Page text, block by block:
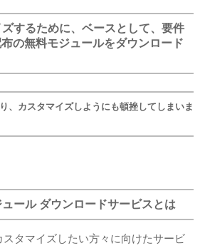
するために、ベースとして、要件
の無料モジュールをダウンロード
、カスタマイズしようにも頓挫してしまいま
ール ダウンロードサービスとは
スタマイズしたい方々に向けたサービ